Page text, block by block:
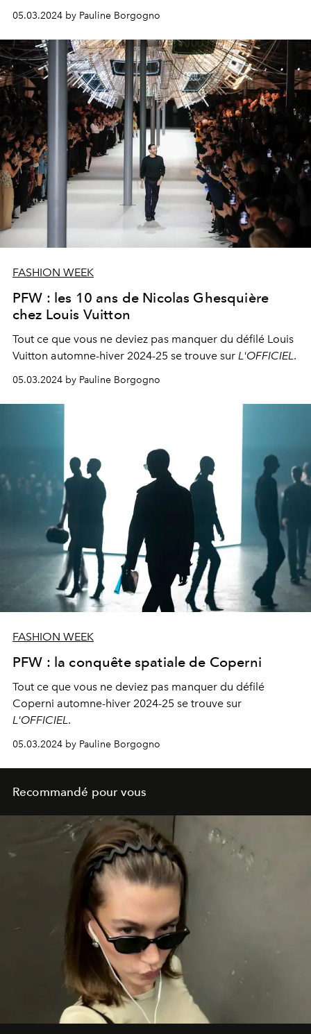
05.03.2024 by Pauline Borgogno
FASHION WEEK
PFW : les 10 ans de Nicolas Ghesquière
chez Louis Vuitton
Tout ce que vous ne deviez pas manquer du défilé Louis
Vuitton automne-hiver 2024-25 se trouve sur L'OFFICIEL .
05.03.2024 by Pauline Borgogno
FASHION WEEK
PFW : la conquête spatiale de Coperni
Tout ce que vous ne deviez pas manquer du défilé
Coperni automne-hiver 2024-25 se trouve sur
L'OFFICIEL .
05.03.2024 by Pauline Borgogno
Recommandé pour vous